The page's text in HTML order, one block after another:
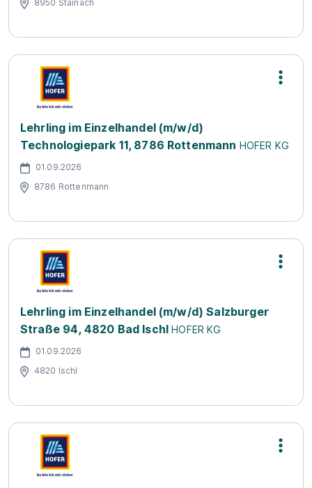
8950 Stainach
Lehrling im Einzelhandel (m/w/d)
Technologiepark 11, 8786 Rottenmann HOFER KG
01.09.2026
8786 Rottenmann
Lehrling im Einzelhandel (m/w/d) Salzburger
Straße 94, 4820 Bad Ischl HOFER KG
01.09.2026
4820 Ischl